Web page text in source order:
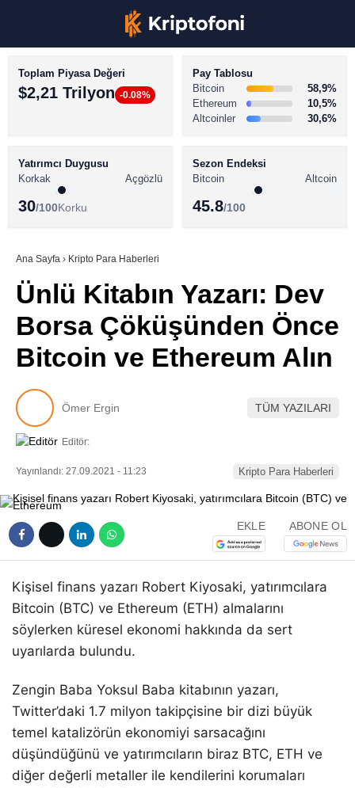
Youtube
TikTok
BİTCOİN HABERLERİ
ALTCOİN HABERLERİ
SÖZLÜK
Toplam Piyasa Değeri
$2,21 Trilyon -0.08%
Pay Tablosu
Bitcoin
58,9%
Ethereum
10,5%
Altcoinler
30,6%
Yatırımcı Duygusu
Korkak
Açgözlü
30/100Korku
Sezon Endeksi
Bitcoin
Altcoin
45.8/100
Ana Sayfa › Kripto Para Haberleri
Ünlü Kitabın Yazarı: Dev
Borsa Çöküşünden Önce
Bitcoin ve Ethereum Alın
Ömer Ergin TÜM YAZILARI
Editör:
Yayınlandı: 27.09.2021 - 11:23 Kripto Para Haberleri
EKLE ABONE OL
Kişisel finans yazarı Robert Kiyosaki, yatırımcılara
Bitcoin (BTC) ve Ethereum (ETH) almalarını
söylerken küresel ekonomi hakkında da sert
uyarılarda bulundu.
Zengin Baba Yoksul Baba kitabının yazarı,
Twitter’daki 1.7 milyon takipçisine bir dizi büyük
temel katalizörün ekonomiyi sarsacağını
düşündüğünü ve yatırımcıların biraz BTC, ETH ve
diğer değerli metaller ile kendilerini korumaları